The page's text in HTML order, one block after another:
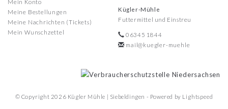
Mein Konto
Meine Bestellungen
Meine Nachrichten (Tickets)
Mein Wunschzettel
Kügler-Mühle
Futtermittel und Einstreu
06345 1844
mail@kuegler-muehle
© Copyright 2026 Kügler Mühle | Siebeldingen - Powered by Lightspeed